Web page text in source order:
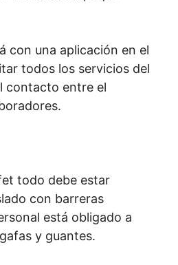
con una aplicación en el
todos los servicios del
contacto entre el
todo debe estar
con barreras
está obligado a
y guantes.